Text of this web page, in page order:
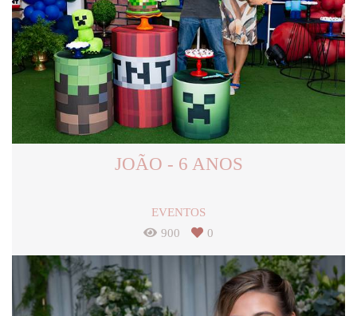
JOÃO - 6 ANOS
EVENTOS
900
0